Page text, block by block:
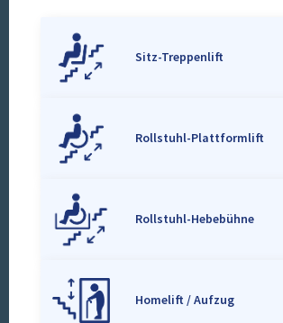
Sitz-Treppenlift
Rollstuhl-Plattformlift
Rollstuhl-Hebebühne
Homelift / Aufzug